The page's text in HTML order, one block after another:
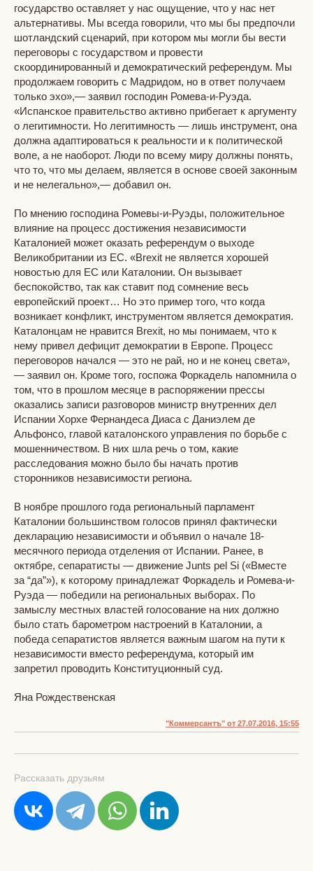
государство оставляет у нас ощущение, что у нас нет
альтернативы. Мы всегда говорили, что мы бы предпочли
шотландский сценарий, при котором мы могли бы вести
переговоры с государством и провести
скоординированный и демократический референдум. Мы
продолжаем говорить с Мадридом, но в ответ получаем
только эхо»,— заявил господин Ромева-и-Руэда.
«Испанское правительство активно прибегает к аргументу
о легитимности. Но легитимность — лишь инструмент, она
должна адаптироваться к реальности и к политической
воле, а не наоборот. Люди по всему миру должны понять,
что то, что мы делаем, является в основе своей законным
и не нелегально»,— добавил он.
По мнению господина Ромевы-и-Руэды, положительное
влияние на процесс достижения независимости
Каталонией может оказать референдум о выходе
Великобритании из ЕС. «Brexit не является хорошей
новостью для ЕС или Каталонии. Он вызывает
беспокойство, так как ставит под сомнение весь
европейский проект… Но это пример того, что когда
возникает конфликт, инструментом является демократия.
Каталонцам не нравится Brexit, но мы понимаем, что к
нему привел дефицит демократии в Европе. Процесс
переговоров начался — это не рай, но и не конец света»,
— заявил он. Кроме того, госпожа Форкадель напомнила о
том, что в прошлом месяце в распоряжении прессы
оказались записи разговоров министр внутренних дел
Испании Хорхе Фернандеса Диаса с Даниэлем де
Альфонсо, главой каталонского управления по борьбе с
мошенничеством. В них шла речь о том, какие
расследования можно было бы начать против
сторонников независимости региона.
В ноябре прошлого года региональный парламент
Каталонии большинством голосов принял фактически
декларацию независимости и объявил о начале 18-
месячного периода отделения от Испании. Ранее, в
октябре, сепаратисты — движение Junts pel Si («Вместе
за “да”»), к которому принадлежат Форкадель и Ромева-и-
Руэда — победили на региональных выборах. По
замыслу местных властей голосование на них должно
было стать барометром настроений в Каталонии, а
победа сепаратистов является важным шагом на пути к
независимости вместо референдума, который им
запретил проводить Конституционный суд.
Яна Рождественская
"Коммерсантъ" от 27.07.2016, 15:55
Рассказать друзьям